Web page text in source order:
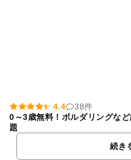
4.4
38件
0～3歳無料！ボルダリングな
題
続き